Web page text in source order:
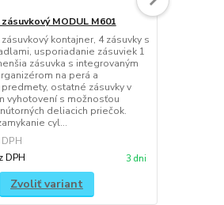
MODUL M601
kontajner, 4 zásuvky s
usporiadanie zásuviek 1
zásuvka s integrovaným
na perá a
ostatné zásuvky v
vyhotovení s možnosťou
deliacich priečok.
cyl...
DPH 3 dni
Zvoliť variant